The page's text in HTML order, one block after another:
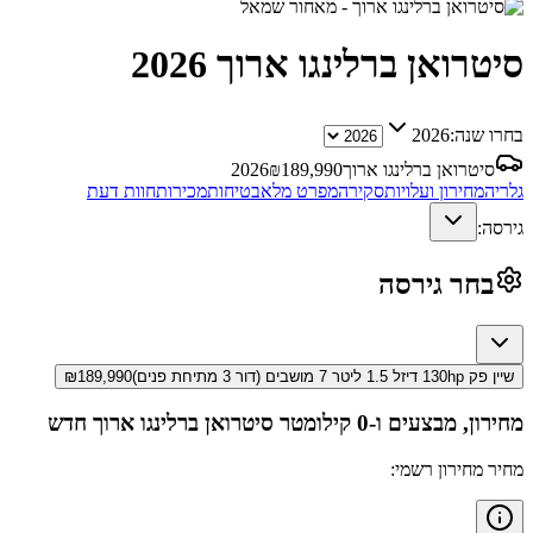
סיטרואן ברלינגו ארוך 2026
בחרו שנה:2026
סיטרואן ברלינגו ארוך
2026₪189,990
גלריהמחירון ועלויותסקירהמפרט מלאבטיחותמכירותחוות דעת
גירסה:
בחר גירסה
שיין פק 130hp דיזל 1.5 ליטר 7 מושבים (דור 3 מתיחת פנים) ₪189,990
מחירון, מבצעים ו-0 קילומטר סיטרואן ברלינגו ארוך חדש
מחיר מחירון רשמי: